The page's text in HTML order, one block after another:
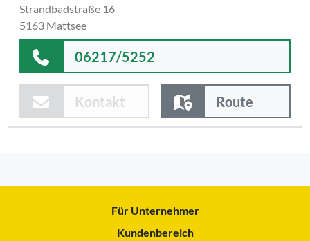
Strandbadstraße 16
5163 Mattsee
06217/5252
Kontakt Route
Für Unternehmer
Kundenbereich